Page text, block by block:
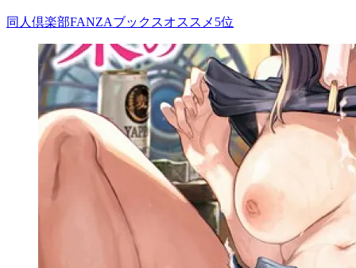
同人倶楽部FANZAブックスオススメ5位